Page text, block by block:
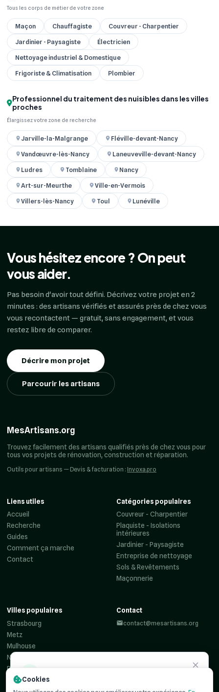
Tous les corps de métier de votre zone
Maçon Chauffagiste
Couvreur - Charpentier
Jardinier - Paysagiste
Électricien
Nettoyage industriel & Domestique
Frigoriste & Climatisation
Plombier
Professionnel du traitement des nuisibles dans les villes
proches
Élargissez votre zone de recherche
Jarville-la-Malgrange
Fléville-devant-Nancy
Vandœuvre-lès-Nancy
Laneuveville-devant-Nancy
Ludres
Tomblaine
Nancy
Art-sur-Meurthe
Ville-en-Vermois
Villers-lès-Nancy
Toul Lunéville
Vous hésitez encore ? On peut
vous aider.
Pas besoin d'avoir tout défini. Décrivez votre projet en 2
minutes : des artisans vérifiés et assurés près de chez vous
vous recontactent — gratuit, sans engagement, et vous
restez libre de comparer.
Décrire mon projet
Parcourir les artisans
Besoin d'un
Recevez jusqu'à 3 devis comparatifs pour votre projet. C'est
MesArtisans.org
Trouvez facilement des artisans qualifiés près de chez vous pour
tous vos projets de rénovation, construction et réparation.
Outils pour artisans — Devis & facturation : Invoxa.pro
Liens utiles
Accueil
Recherche
Guides
Comment ça marche
Contact
Catégories populaires
Couvreur - Charpentier
Plaquiste - Isolations
intérieures
Jardinier - Paysagiste
Entreprise de nettoyage
Sols & Revêtements
Maçonnerie
Villes populaires
Strasbourg
Metz
Mulhouse
Nancy
Reims
Colmar
Contact
contact@mesartisans.org
Cookies